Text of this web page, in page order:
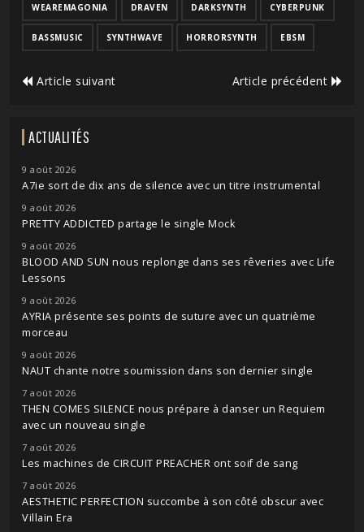
WEAREMAGONIA DRAVEN DARKSYNTH CYBERPUNK
BASSMUSIC SYNTHWAVE HORRORSYNTH EBSM
Article suivant Article précédent
ACTUALITÉS
9 août 2026
A7ie sort de dix ans de silence avec un titre instrumental
9 août 2026
PRETTY ADDICTED partage le single Mock
9 août 2026
BLOOD AND SUN nous replonge dans ses rêveries avec Life
Lessons
9 août 2026
AYRIA présente ses points de suture avec un quatrième
morceau
9 août 2026
NAUT chante notre soumission dans son dernier single
7 août 2026
THEN COMES SILENCE nous prépare à danser un Requiem
avec un nouveau single
7 août 2026
Les machines de CIRCUIT PREACHER ont soif de sang
7 août 2026
AESTHETIC PERFECTION succombe à son côté obscur avec
Villain Era